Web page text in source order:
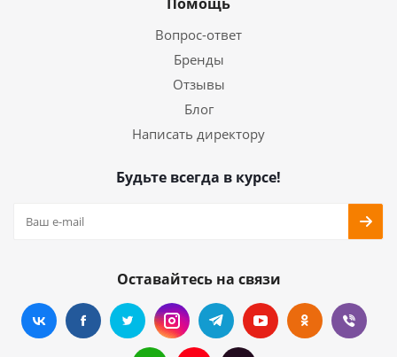
Вопрос-ответ
Бренды
Отзывы
Блог
Написать директору
Будьте всегда в курсе!
Оставайтесь на связи